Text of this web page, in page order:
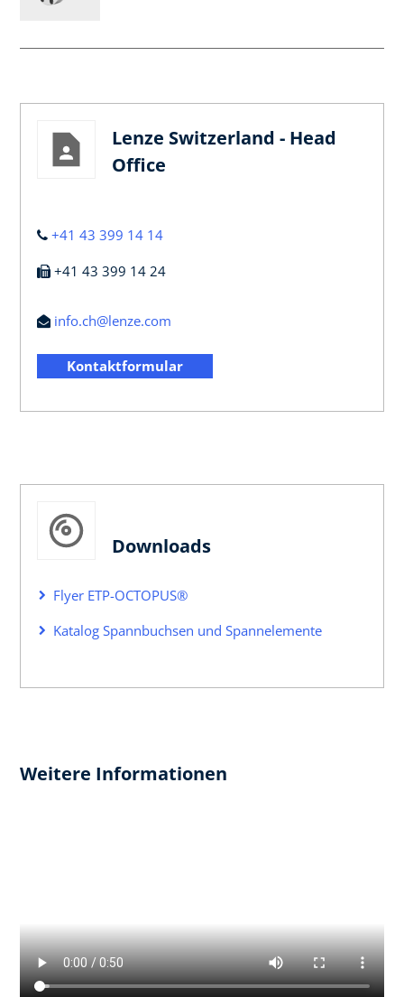
Lenze Switzerland - Head
Office
+41 43 399 14 14
+41 43 399 14 24
info.ch@lenze.com
Kontaktformular
Downloads
Flyer ETP-OCTOPUS®
Katalog Spannbuchsen und Spannelemente
Weitere Informationen